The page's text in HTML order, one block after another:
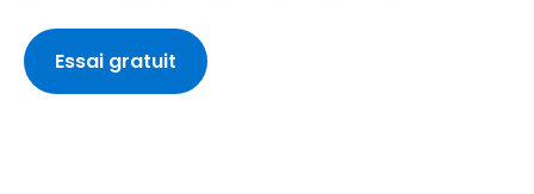
Essai gratuit